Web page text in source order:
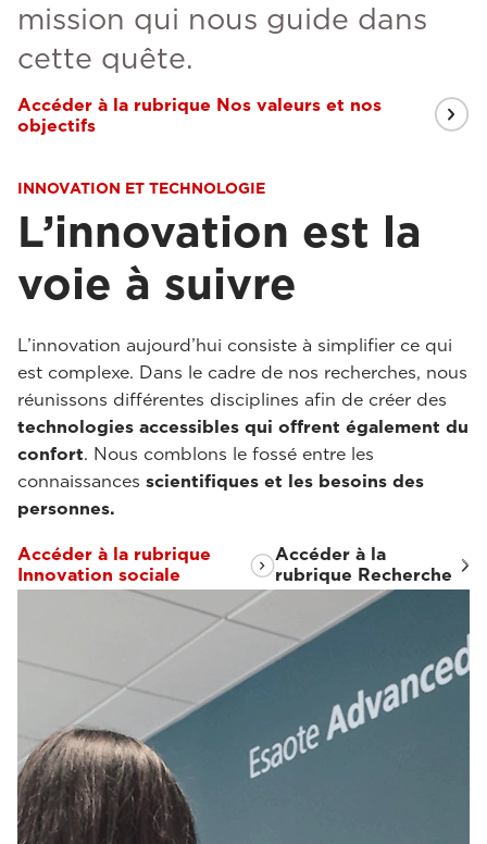
mission qui nous guide dans
cette quête.
Accéder à la rubrique Nos valeurs et nos
objectifs
INNOVATION ET TECHNOLOGIE
L’innovation est la
voie à suivre
L’innovation aujourd’hui consiste à simplifier ce qui
est complexe. Dans le cadre de nos recherches, nous
réunissons différentes disciplines afin de créer des
technologies accessibles qui offrent également du
confort. Nous comblons le fossé entre les
connaissances scientifiques et les besoins des
personnes.
Accéder à la rubrique
Innovation sociale
Accéder à la
rubrique Recherche